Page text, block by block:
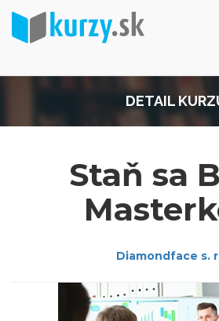
DETAIL
Staň sa
Diamondface s.